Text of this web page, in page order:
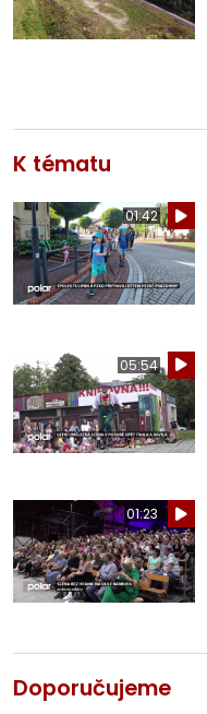
K tématu
01:42
05:54
01:23
Doporučujeme